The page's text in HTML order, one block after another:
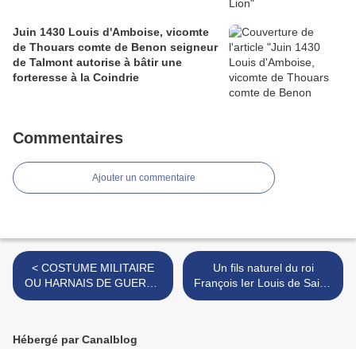
Juin 1430 Louis d'Amboise, vicomte
de Thouars comte de Benon seigneur
de Talmont autorise à bâtir une
forteresse à la Coindrie
Commentaires
Ajouter un commentaire
< COSTUME MILITAIRE
OU HARNAIS DE GUERRE
DE JEANNE D'ARC
Un fils naturel du roi
François Ier Louis de Saint-
Gelais, seigneur de Lansac,
Hébergé par Canalblog